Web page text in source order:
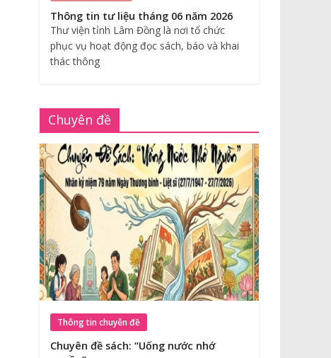
Thông tin tư liệu tháng 06 năm 2026
Thư viện tỉnh Lâm Đồng là nơi tổ chức
phục vụ hoạt động đọc sách, báo và khai
thác thông
Chuyên đề
Thông tin chuyên đề
Chuyên đề sách: “Uống nước nhớ